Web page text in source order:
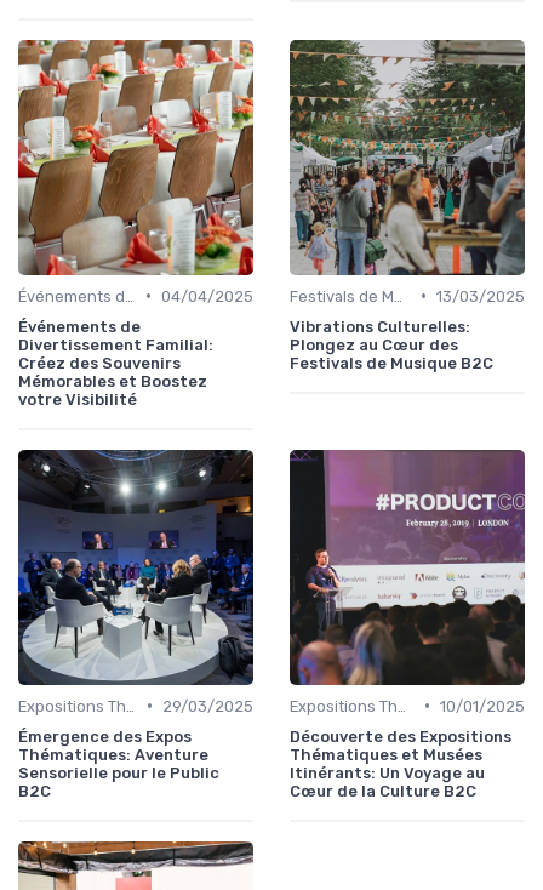
• 04/04/2025
Événements de
Divertissement Familial:
Créez des Souvenirs
Mémorables et Boostez
votre Visibilité
• 13/03/2025
Vibrations Culturelles:
Plongez au Cœur des
Festivals de Musique B2C
•
29/03/2025
Émergence des Expos
Thématiques: Aventure
Sensorielle pour le Public
B2C
• 10/01/2025
Découverte des Expositions
Thématiques et Musées
Itinérants: Un Voyage au
Cœur de la Culture B2C